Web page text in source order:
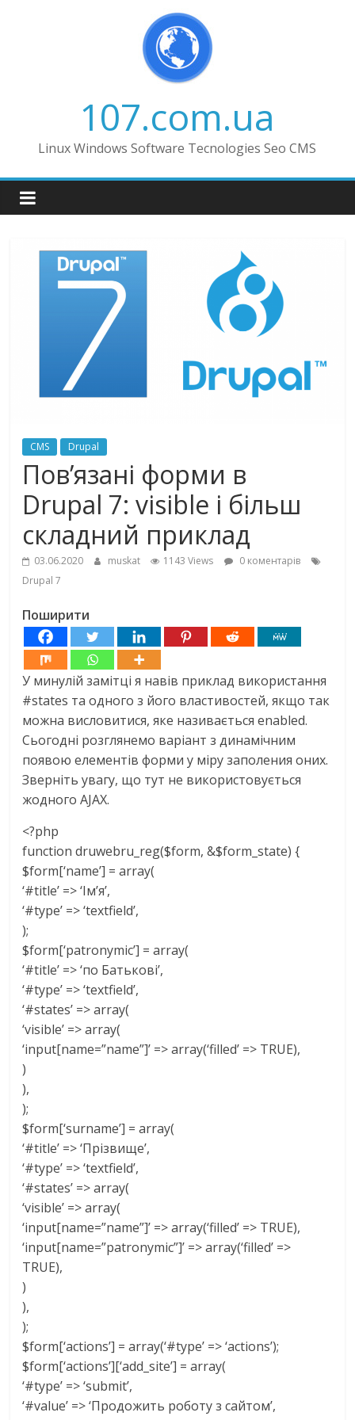
107.com.ua
Linux Windows Software Tecnologies Seo CMS
CMS Drupal
Пов’язані форми в
Drupal 7: visible і більш
складний приклад
03.06.2020 muskat 1143 Views
0 коментарів
Drupal 7
Поширити
У минулій замітці я навів приклад використання
#states та одного з його властивостей, якщо так
можна висловитися, яке називається enabled.
Сьогодні розглянемо варіант з динамічним
появою елементів форми у міру заполения оних.
Зверніть увагу, що тут не використовується
жодного AJAX.
<?php
function druwebru_reg($form, &$form_state) {
$form[‘name’] = array(
‘#title’ => ‘Ім’я’,
‘#type’ => ‘textfield’,
);
$form[‘patronymic’] = array(
‘#title’ => ‘по Батькові’,
‘#type’ => ‘textfield’,
‘#states’ => array(
‘visible’ => array(
‘input[name=”name”]’ => array(‘filled’ => TRUE),
)
),
);
$form[‘surname’] = array(
‘#title’ => ‘Прізвище’,
‘#type’ => ‘textfield’,
‘#states’ => array(
‘visible’ => array(
‘input[name=”name”]’ => array(‘filled’ => TRUE),
‘input[name=”patronymic”]’ => array(‘filled’ =>
TRUE),
)
),
);
$form[‘actions’] = array(‘#type’ => ‘actions’);
$form[‘actions’][‘add_site’] = array(
‘#type’ => ‘submit’,
‘#value’ => ‘Продожить роботу з сайтом’,